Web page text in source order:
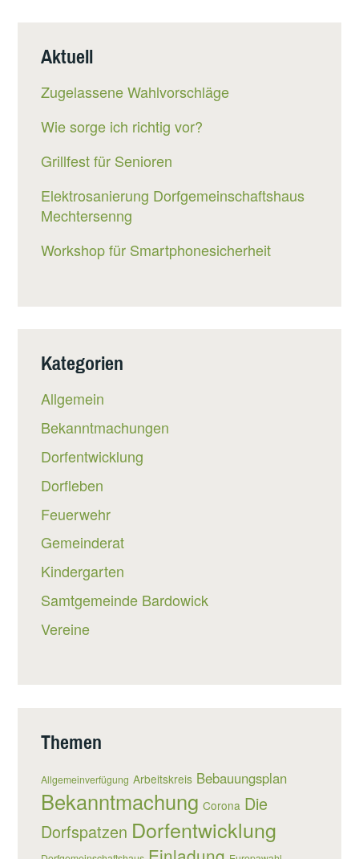
Aktuell
Zugelassene Wahlvorschläge
Wie sorge ich richtig vor?
Grillfest für Senioren
Elektrosanierung Dorfgemeinschaftshaus
Mechtersenng
Workshop für Smartphonesicherheit
Kategorien
Allgemein
Bekanntmachungen
Dorfentwicklung
Dorfleben
Feuerwehr
Gemeinderat
Kindergarten
Samtgemeinde Bardowick
Vereine
Themen
Allgemeinverfügung Arbeitskreis Bebauungsplan
Bekanntmachung Corona Die
Dorfspatzen Dorfentwicklung